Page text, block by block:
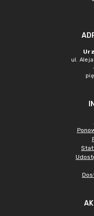
ul.